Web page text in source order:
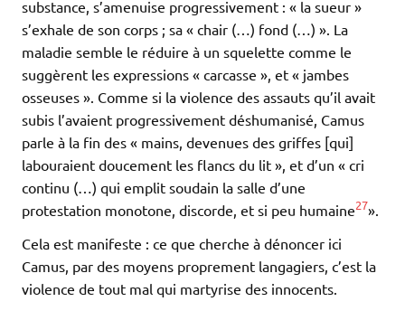
substance, s’amenuise progressivement : « la sueur »
s’exhale de son corps ; sa « chair (…) fond (…) ». La
maladie semble le réduire à un squelette comme le
suggèrent les expressions « carcasse », et « jambes
osseuses ». Comme si la violence des assauts qu’il avait
subis l’avaient progressivement déshumanisé, Camus
parle à la fin des « mains, devenues des griffes [qui]
labouraient doucement les flancs du lit », et d’un « cri
continu (…) qui emplit soudain la salle d’une
protestation monotone, discorde, et si peu humaine27».
Cela est manifeste : ce que cherche à dénoncer ici
Camus, par des moyens proprement langagiers, c’est la
violence de tout mal qui martyrise des innocents.